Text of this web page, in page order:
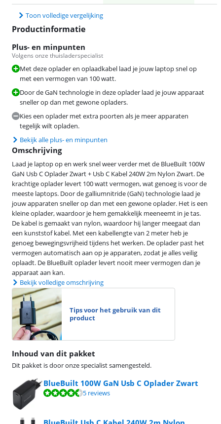
Toon volledige vergelijking
Productinformatie
Inhoud van dit pakket
Dit pakket is door onze specialist samengesteld.
BlueBuilt 100W GaN Usb C Oplader Zwart
Beoordeling is 9,0 van de 10, gebaseerd op 5 reviews.
5 reviews
Plus- en minpunten
Volgens onze thuisladerspecialist
Met deze oplader en oplaadkabel laad je jouw laptop snel op
met een vermogen van 100 watt.
Door de GaN technologie in deze oplader laad je jouw apparaat
sneller op dan met gewone opladers.
Kies een oplader met extra poorten als je meer apparaten
tegelijk wilt opladen.
Bekijk alle plus- en minpunten
Omschrijving
Laad je laptop op en werk snel weer verder met de BlueBuilt 100W
GaN Usb C Oplader Zwart + Usb C Kabel 240W 2m Nylon Zwart. De
krachtige oplader levert 100 watt vermogen, wat genoeg is voor de
meeste laptops. Door de galliumnitride (GaN) technologie laad je
jouw apparaten sneller op dan met een gewone oplader. Het is een
kleine oplader, waardoor je hem gemakkelijk meeneemt in je tas.
De kabel is gemaakt van nylon, waardoor hij langer meegaat dan
een kunststof kabel. Met een kabellengte van 2 meter heb je
genoeg bewegingsvrijheid tijdens het werken. De oplader past het
vermogen automatisch aan op je apparaten, zodat je alles veilig
oplaadt. De BlueBuilt oplader levert nooit meer vermogen dan je
apparaat aan kan.
Bekijk volledige omschrijving
Tips voor het gebruik van dit
product